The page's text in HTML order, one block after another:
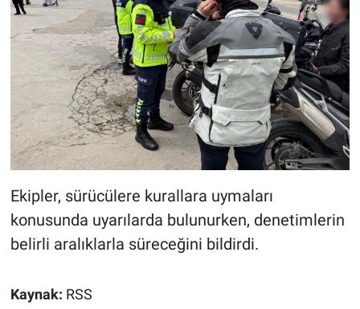
Ekipler, sürücülere kurallara uymaları
konusunda uyarılarda bulunurken, denetimlerin
belirli aralıklarla süreceğini bildirdi.
Kaynak: RSS